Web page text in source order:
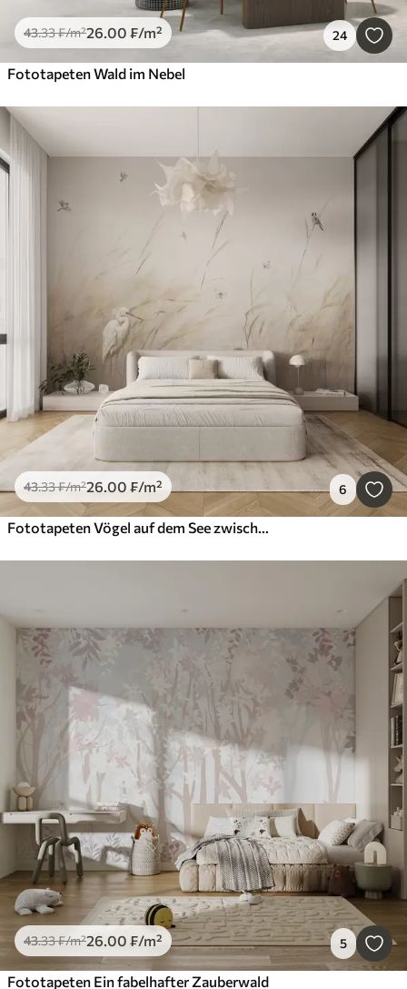
43.33₣/m²26.00 ₣/m² 24
Fototapeten Wald im Nebel
43.33₣/m²26.00 ₣/m² 6
Fototapeten Vögel auf dem See zwischen getrockneten Blumen, Pflanzen und Gras
43.33₣/m²26.00 ₣/m² 5
Fototapeten Ein fabelhafter Zauberwald